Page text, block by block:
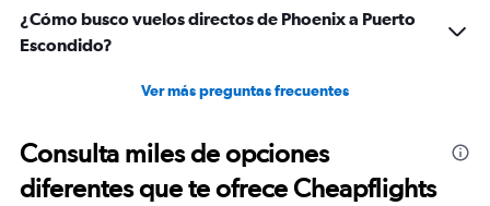
¿Cómo busco vuelos directos de Phoenix a Puerto
Escondido?
Ver más preguntas frecuentes
Consulta miles de opciones
diferentes que te ofrece Cheapflights